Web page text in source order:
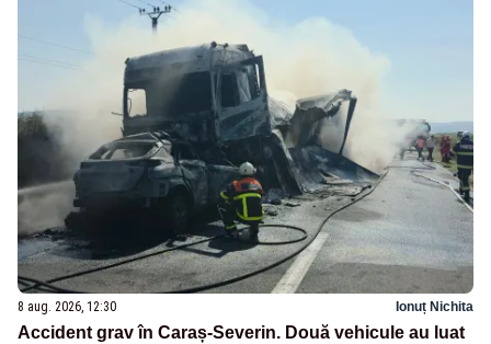
8 aug. 2026, 12:30 Ionuț Nichita
Accident grav în Caraș-Severin. Două vehicule au luat